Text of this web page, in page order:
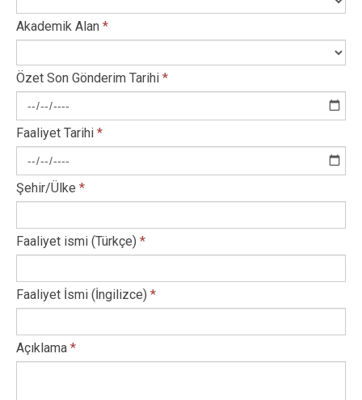
Akademik Alan *
Özet Son Gönderim Tarihi *
Faaliyet Tarihi *
Şehir/Ülke *
Faaliyet ismi (Türkçe) *
Faaliyet İsmi (İngilizce) *
Açıklama *